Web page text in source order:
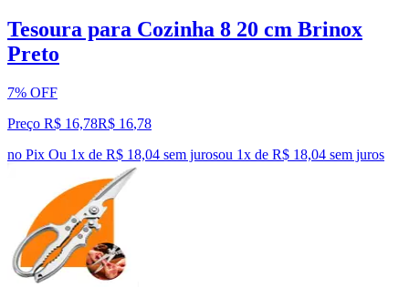
Tesoura para Cozinha 8 20 cm Brinox
Preto
7% OFF
Preço R$ 16,78R$ 16,78
no Pix Ou 1x de R$ 18,04 sem jurosou 1x de R$ 18,04 sem juros